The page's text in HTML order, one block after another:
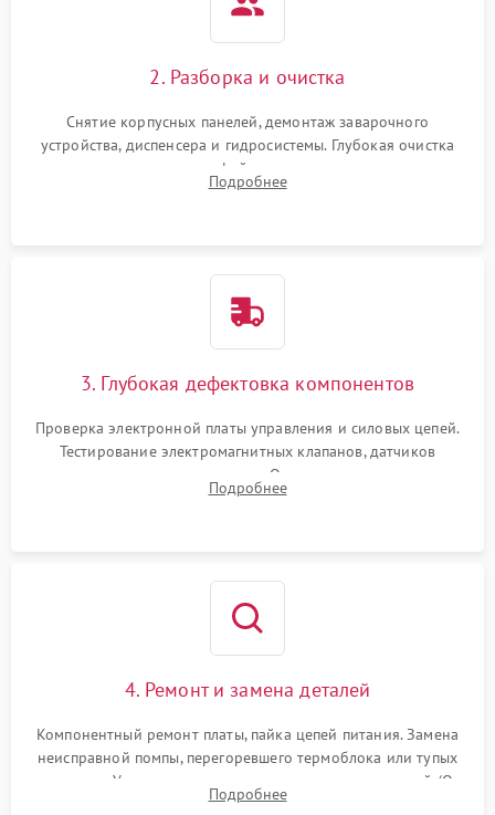
2. Разборка и очистка
Снятие корпусных панелей, демонтаж заварочного
устройства, диспенсера и гидросистемы. Глубокая очистка
внутренних узлов от кофейных масел, жмыха и накипи.
Промывка дренажных каналов и фильтров с использованием
Подробнее
3. Глубокая дефектовка компонентов
Проверка электронной платы управления и силовых цепей.
Тестирование электромагнитных клапанов, датчиков
температуры и расходомера. Оценка степени износа
жерновов кофемолки, уплотнительных колец гидросистемы
Подробнее
4. Ремонт и замена деталей
Компонентный ремонт платы, пайка цепей питания. Замена
неисправной помпы, перегоревшего термоблока или тупых
жерновов. Установка новых силиконовых уплотнителей (O-
ring) и тефлоновых трубок для надежного устранения
Подробнее